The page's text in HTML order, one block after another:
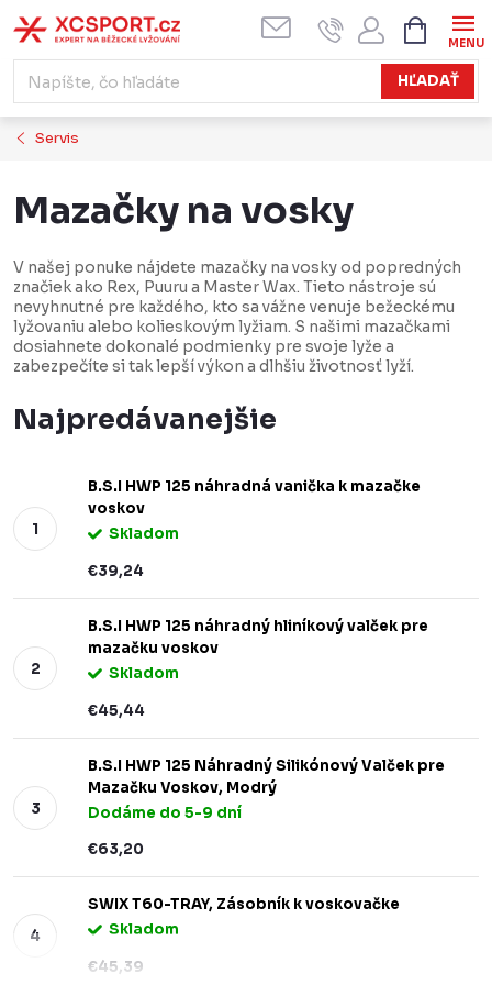
na
obsah
HĽADAŤ
KOŠÍK
Servis
Mazačky na vosky
V našej ponuke nájdete mazačky na vosky od popredných
značiek ako Rex, Puuru a Master Wax. Tieto nástroje sú
nevyhnutné pre každého, kto sa vážne venuje bežeckému
lyžovaniu alebo kolieskovým lyžiam. S našimi mazačkami
dosiahnete dokonalé podmienky pre svoje lyže a
zabezpečíte si tak lepší výkon a dlhšiu životnosť lyží.
Najpredávanejšie
B.S.I HWP 125 náhradná vanička k mazačke
voskov
Skladom
€39,24
B.S.I HWP 125 náhradný hliníkový valček pre
mazačku voskov
Skladom
€45,44
B.S.I HWP 125 Náhradný Silikónový Valček pre
Mazačku Voskov, Modrý
Dodáme do 5-9 dní
€63,20
SWIX T60-TRAY, Zásobník k voskovačke
Skladom
€45,39